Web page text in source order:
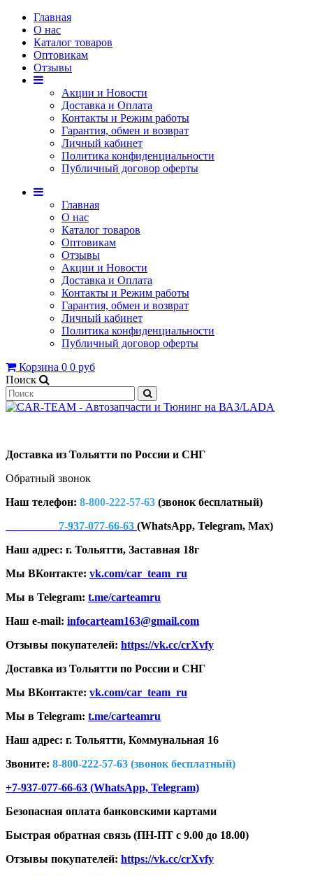
Главная
О нас
Каталог товаров
Оптовикам
Отзывы
Акции и Новости
Доставка и Оплата
Контакты и Режим работы
Гарантия, обмен и возврат
Личный кабинет
Политика конфиденциальности
Публичный договор оферты
Главная
О нас
Каталог товаров
Оптовикам
Отзывы
Акции и Новости
Доставка и Оплата
Контакты и Режим работы
Гарантия, обмен и возврат
Личный кабинет
Политика конфиденциальности
Публичный договор оферты
Корзина 0 0 руб
Поиск
Доставка из Тольятти по России и СНГ
Обратный звонок
Наш телефон: 8-800-222-57-63 (звонок бесплатный)
7-937-077-66-63 (WhatsApp, Telegram, Max)
Наш адрес: г. Тольятти, Заставная 18г
Мы ВКонтакте: vk.com/car_team_ru
Мы в Telegram: t.me/carteamru
Наш e-mail: infocarteam163@gmail.com
Отзывы покупателей: https://vk.cc/crXvfy
Доставка из Тольятти по России и СНГ
Мы ВКонтакте: vk.com/car_team_ru
Мы в Telegram: t.me/carteamru
Наш адрес: г. Тольятти, Коммунальная 16
Звоните: 8-800-222-57-63 (звонок бесплатный)
+7-937-077-66-63 (WhatsApp, Telegram)
Безопасная оплата банковскими картами
Быстрая обратная связь (ПН-ПТ с 9.00 до 18.00)
Отзывы покупателей: https://vk.cc/crXvfy